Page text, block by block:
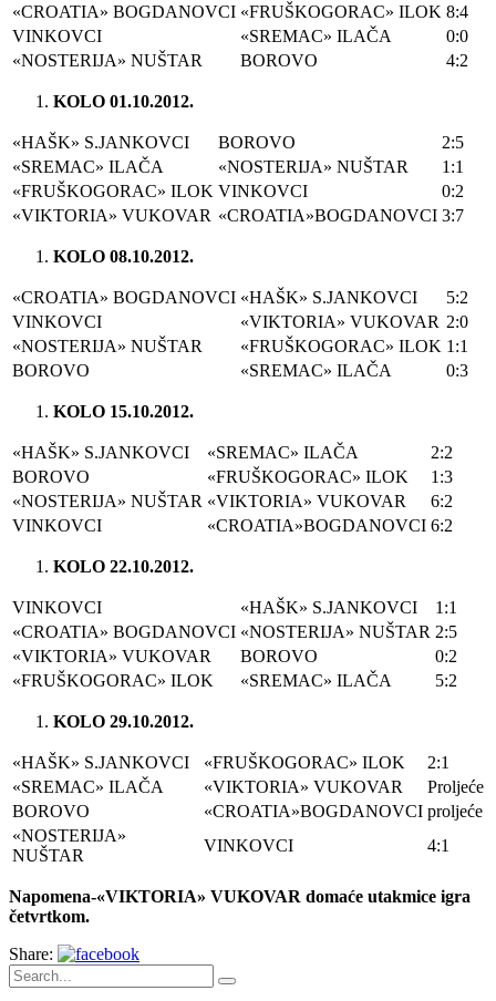
«CROATIA» BOGDANOVCI «FRUŠKOGORAC» ILOK 8:4
VINKOVCI
«SREMAC» ILAČA
0:0
«NOSTERIJA» NUŠTAR
BOROVO 4:2
KOLO 01.10.2012.
«HAŠK» S.JANKOVCI BOROVO
2:5
«SREMAC» ILAČA
«NOSTERIJA» NUŠTAR
1:1
«FRUŠKOGORAC» ILOK VINKOVCI
0:2
«VIKTORIA» VUKOVAR «CROATIA»BOGDANOVCI 3:7
KOLO 08.10.2012.
«CROATIA» BOGDANOVCI «HAŠK» S.JANKOVCI
5:2
VINKOVCI
«VIKTORIA» VUKOVAR 2:0
«NOSTERIJA» NUŠTAR
«FRUŠKOGORAC» ILOK 1:1
BOROVO
«SREMAC» ILAČA 0:3
KOLO 15.10.2012.
«HAŠK» S.JANKOVCI «SREMAC» ILAČA
2:2
BOROVO
«FRUŠKOGORAC» ILOK
1:3
«NOSTERIJA» NUŠTAR «VIKTORIA» VUKOVAR
6:2
VINKOVCI
«CROATIA»BOGDANOVCI 6:2
KOLO 22.10.2012.
VINKOVCI «HAŠK» S.JANKOVCI
1:1
«CROATIA» BOGDANOVCI «NOSTERIJA» NUŠTAR 2:5
«VIKTORIA» VUKOVAR
BOROVO
0:2
«FRUŠKOGORAC» ILOK
«SREMAC» ILAČA 5:2
KOLO 29.10.2012.
«HAŠK» S.JANKOVCI «FRUŠKOGORAC» ILOK
2:1
«SREMAC» ILAČA
«VIKTORIA» VUKOVAR
Proljeće
BOROVO
«CROATIA»BOGDANOVCI proljeće
«NOSTERIJA»
NUŠTAR
VINKOVCI 4:1
Napomena-«VIKTORIA» VUKOVAR domaće utakmice igra
četvrtkom.
Share: